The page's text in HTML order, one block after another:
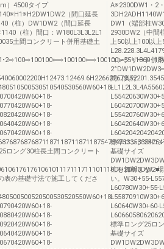
）4500タイプ
（間口延長
（柱）DW1DW2（間口延長
（柱）間口：W180L3L3L2L1
土間コンクリート併用基礎土
ロング30柱長土間コンクリート
表の基礎寸法で施工してくださ
A※2300DW1・2
DW1（端部柱
2930DW2（中間
上50以上100以
コンクリート併
間口奥行
標準ロング25ロ
基礎サイズ
柱を切断しない
い。W30+55-
L60780W30+55-
L60640W30+60-
標準ロング25ロ
基礎サイズ